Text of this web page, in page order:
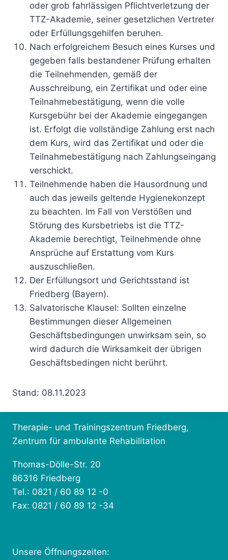
oder grob fahrlässigen Pflichtverletzung der
TTZ-Akademie, seiner gesetzlichen Vertreter
oder Erfüllungsgehilfen beruhen.
Nach erfolgreichem Besuch eines Kurses und
gegeben falls bestandener Prüfung erhalten
die Teilnehmenden, gemäß der
Ausschreibung, ein Zertifikat und oder eine
Teilnahmebestätigung, wenn die volle
Kursgebühr bei der Akademie eingegangen
ist. Erfolgt die vollständige Zahlung erst nach
dem Kurs, wird das Zertifikat und oder die
Teilnahmebestätigung nach Zahlungseingang
verschickt.
Teilnehmende haben die Hausordnung und
auch das jeweils geltende Hygienekonzept
zu beachten. Im Fall von Verstößen und
Störung des Kursbetriebs ist die TTZ-
Akademie berechtigt, Teilnehmende ohne
Ansprüche auf Erstattung vom Kurs
auszuschließen.
Der Erfüllungsort und Gerichtsstand ist
Friedberg (Bayern).
Salvatorische Klausel: Sollten einzelne
Bestimmungen dieser Allgemeinen
Geschäftsbedingungen unwirksam sein, so
wird dadurch die Wirksamkeit der übrigen
Geschäftsbedingen nicht berührt.
Stand: 08.11.2023
Therapie- und Trainingszentrum Friedberg,
Zentrum für ambulante Rehabilitation
Thomas-Dölle-Str. 20
86316 Friedberg
Tel.: 0821 / 60 89 12 -0
Fax: 0821 / 60 89 12 -34
Unsere Öffnungszeiten: